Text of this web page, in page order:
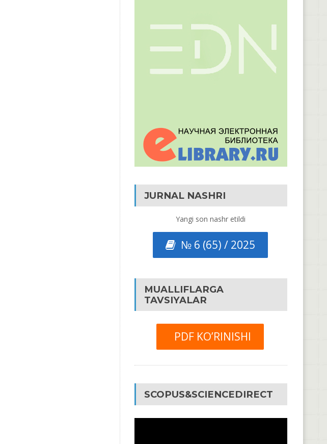
JURNAL NASHRI
Yangi son nashr etildi
№ 6 (65) / 2025
MUALLIFLARGA
TAVSIYALAR
PDF KO’RINISHI
SCOPUS&SCIENCEDIRECT